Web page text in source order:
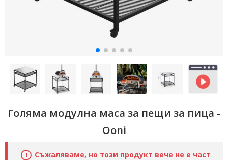
Голяма модулна маса за пещи за пица -
Ooni
Съжаляваме, но този продукт вече не е част